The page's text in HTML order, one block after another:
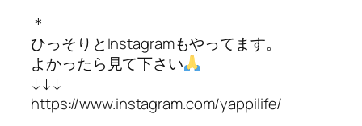
＊
ひっそりとInstagramもやってます。
よかったら見て下さい
↓↓↓
https://www.instagram.com/yappilife/